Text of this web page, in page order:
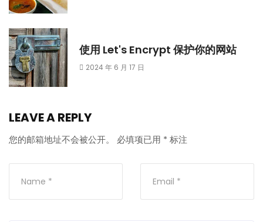
使用 Let's Encrypt 保护你的网站
2024 年 6 月 17 日
LEAVE A REPLY
您的邮箱地址不会被公开。 必填项已用 * 标注